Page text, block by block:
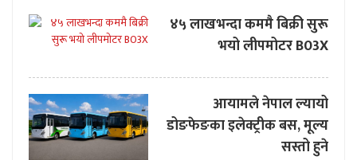
४५ लाखभन्दा कममै बिक्री सुरू
भयो लीपमोटर B03X
आयामले नेपाल ल्यायो
डोङफेङका इलेक्ट्रीक बस, मूल्य
सस्तो हुने